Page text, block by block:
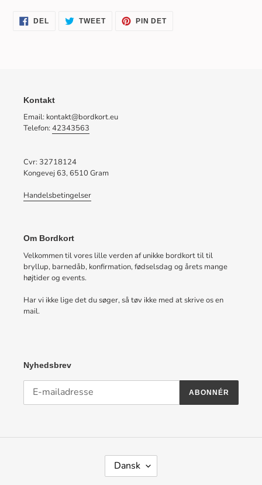
DEL
PÅ
TWEETTWEET PIN DETPIN
Kontakt
Email: kontakt@bordkort.eu
Telefon: 42343563
Cvr: 32718124
Kongevej 63, 6510 Gram
Handelsbetingelser
Om Bordkort
Velkommen til vores lille verden af unikke bordkort til til
bryllup, barnedåb, konfirmation, fødselsdag og årets mange
højtider og events.
Har vi ikke lige det du søger, så tøv ikke med at skrive os en
mail.
Nyhedsbrev
ABONNÉR
Dansk